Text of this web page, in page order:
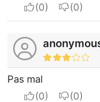
I apreciate
I do
Pas mal
I apreciate
I do